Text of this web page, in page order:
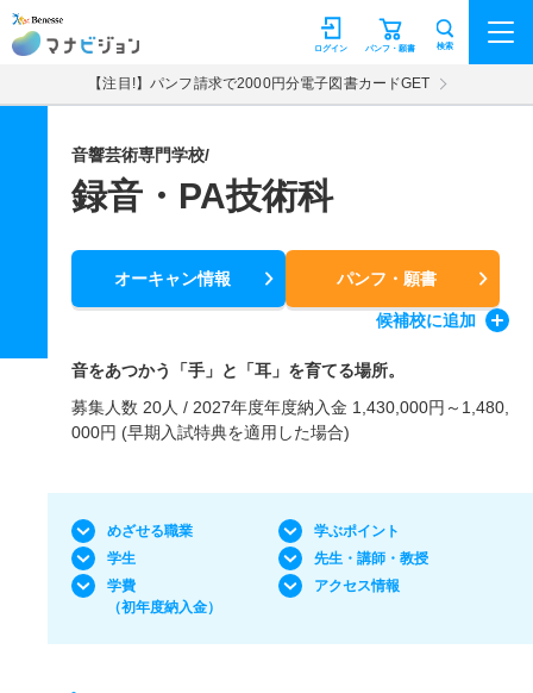
マナビジョン パンフ・願書
ログイン 検索
【注目!】パンフ請求で2000円分電子図書カードGET
音響芸術専門学校/
録音・PA技術科
オーキャン情報 パンフ・願書
候補校に追加
音をあつかう「手」と「耳」を育てる場所。
募集人数 20人 / 2027年度年度納入金 1,430,000円～1,480,
000円 (早期入試特典を適用した場合)
めざせる職業
学ぶポイント
学生
先生・講師・教授
学費
（初年度納入金）
アクセス情報